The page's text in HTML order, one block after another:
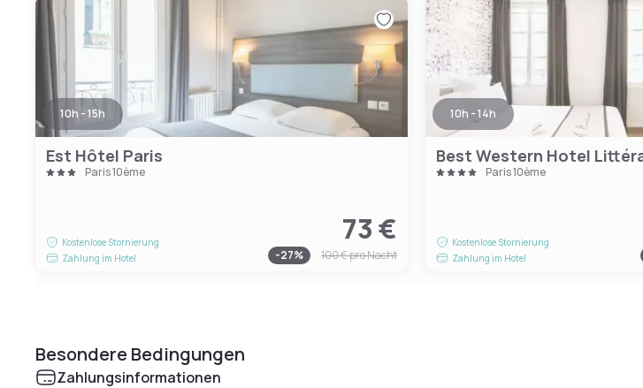
10h - 15h
Est Hôtel Paris
Paris 10ème
Kostenlose Stornierung
Zahlung im Hotel
73 €
-27% 100 €pro Nacht
10h - 14h
Paris 10ème
Kostenlose Stornierung
Zahlung im Hotel
Besondere Bedingungen
Zahlungsinformationen